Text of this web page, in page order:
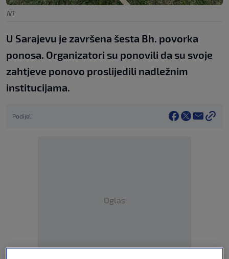
N1
U Sarajevu je završena šesta Bh. povorka
ponosa. Organizatori su ponovili da su svoje
zahtjeve ponovo proslijedili nadležnim
institucijama.
Podijeli
Oglas